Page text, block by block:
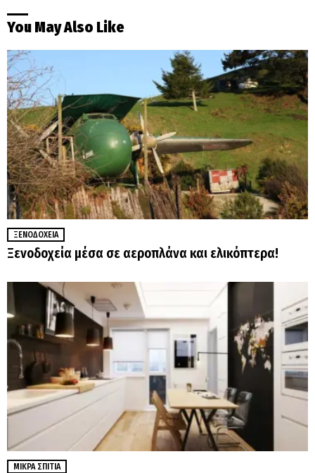
You May Also Like
ΞΕΝΟΔΟΧΕΊΑ
Ξενοδοχεία μέσα σε αεροπλάνα και ελικόπτερα!
ΜΙΚΡΆ ΣΠΊΤΙΑ